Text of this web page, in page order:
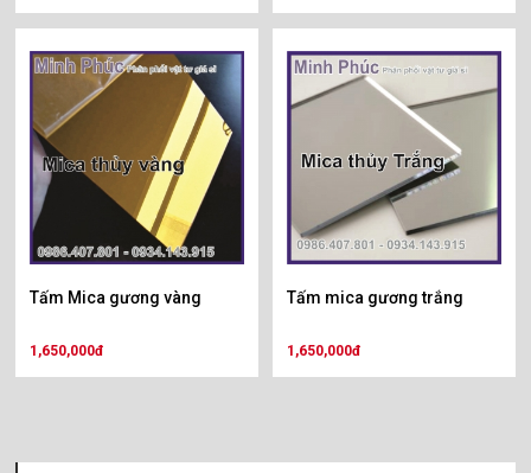
Tấm Mica gương vàng
1,650,000đ
Tấm mica gương trắng
1,650,000đ